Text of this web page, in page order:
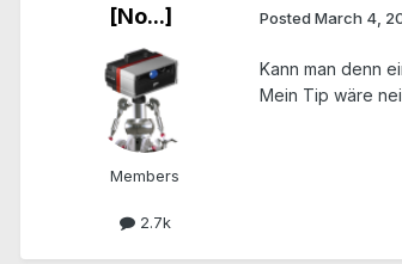
[No...]
Members
2.7k
Posted March 4,
Kann man denn
Mein Tip wäre